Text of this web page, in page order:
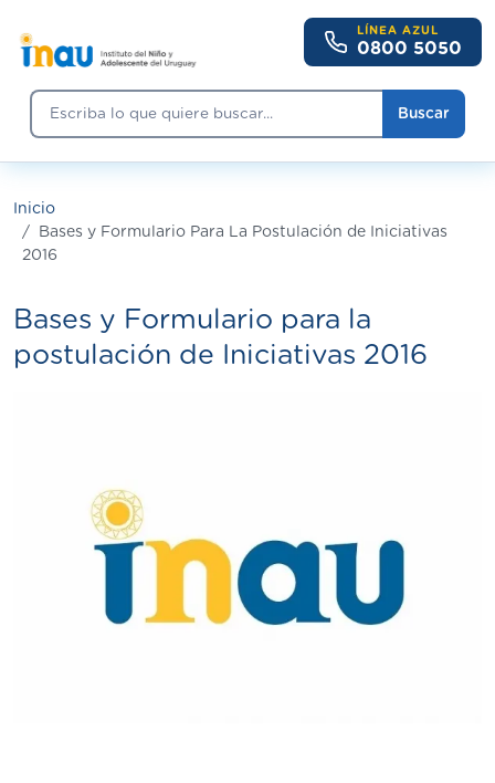
Buscar
Buscar
LÍNEA AZUL
0800 5050
Inicio
Bases y Formulario Para La Postulación de Iniciativas
2016
Bases y Formulario para la
postulación de Iniciativas 2016